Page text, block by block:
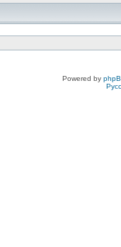
Powered by